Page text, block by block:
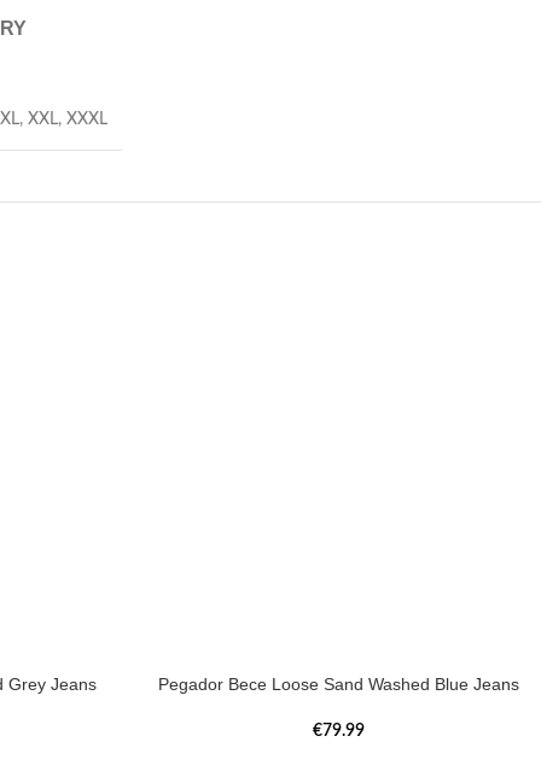
XL, XXL, XXXL
Grey Jeans Pegador Bece Loose Sand Washed Blue Jeans
€79.99